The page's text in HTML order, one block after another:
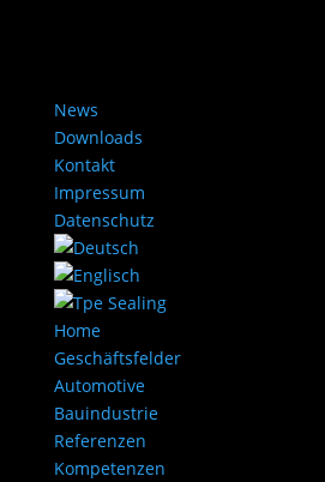
News
Downloads
Kontakt
Impressum
Datenschutz
Home
Geschäftsfelder
Automotive
Bauindustrie
Referenzen
Kompetenzen